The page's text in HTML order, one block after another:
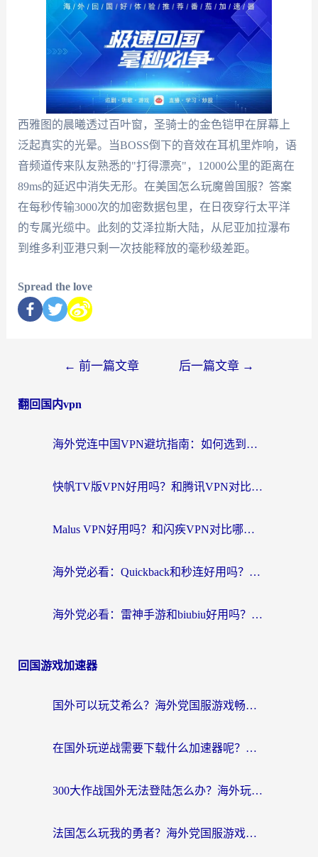
西雅图的晨曦透过百叶窗，圣骑士的金色铠甲在屏幕上
泛起真实的光晕。当BOSS倒下的音效在耳机里炸响，语
音频道传来队友熟悉的"打得漂亮"，12000公里的距离在
89ms的延迟中消失无形。在美国怎么玩魔兽国服？答案
在每秒传输3000次的加密数据包里，在日夜穿行太平洋
的专属光缆中。此刻的艾泽拉斯大陆，从尼亚加拉瀑布
到维多利亚港只剩一次技能释放的毫秒级差距。
Spread the love
← 前一篇文章 后一篇文章 →
翻回国内vpn
海外党连中国VPN避坑指南：如何选到真正能无缝刷国内资源的加速器？
快帆TV版VPN好用吗？和腾讯VPN对比哪个回国效果更好？海外党必看的真实体验指南
Malus VPN好用吗？和闪疾VPN对比哪个回国效果更好？海外华人的实用避坑指南
海外党必看：Quickback和秒连好用吗？3步选对回国加速器，无缝刷国内资源
海外党必看：雷神手游和biubiu好用吗？3招选对回国加速器无缝刷国内资源
回国游戏加速器
国外可以玩艾希么？海外党国服游戏畅玩终极指南（附加速器选择秘籍）
在国外玩逆战需要下载什么加速器呢？海外党亲测有效的国服游戏加速指南
300大作战国外无法登陆怎么办？海外玩家亲测有效的解决指南
法国怎么玩我的勇者？海外党国服游戏不卡攻略，附3款热门游戏加速实测